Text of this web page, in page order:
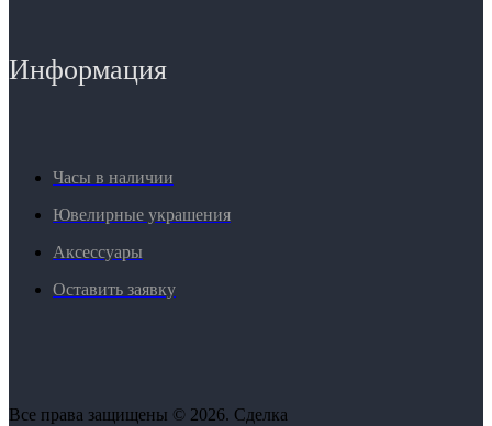
Информация
Часы в наличии
Ювелирные украшения
Аксессуары
Оставить заявку
Все права защищены © 2026. Сделка